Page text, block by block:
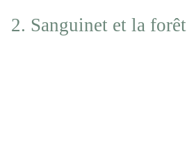
2. Sanguinet et la forêt